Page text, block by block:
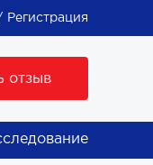
Регистрация
отзыв